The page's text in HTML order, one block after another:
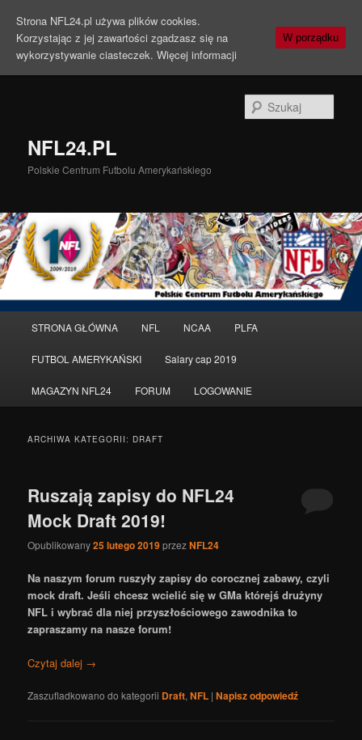
NFL24.PL
Polskie Centrum Futbolu Amerykańskiego
główne
Przeskocz
do
tekstu
Przeskocz
do
widgetów
STRONA GŁÓWNA NFL NCAA PLFA
FUTBOL AMERYKAŃSKI Salary cap 2019
MAGAZYN NFL24 FORUM LOGOWANIE
ARCHIWA KATEGORII: DRAFT
Ruszają zapisy do NFL24
Mock Draft 2019!
Opublikowany25 lutego 2019przezNFL24
Na naszym forum ruszyły zapisy do corocznej zabawy, czyli
mock draft. Jeśli chcesz wcielić się w GMa którejś drużyny
NFL i wybrać dla niej przyszłościowego zawodnika to
zapraszamy na nasze forum!
Czytaj dalej →
Zaszufladkowano do kategorii Draft,NFL |Napisz odpowiedź
Strona NFL24.pl używa plików cookies.
Korzystając z jej zawartości zgadzasz się na
wykorzystywanie ciasteczek. Więcej informacji
W porządku